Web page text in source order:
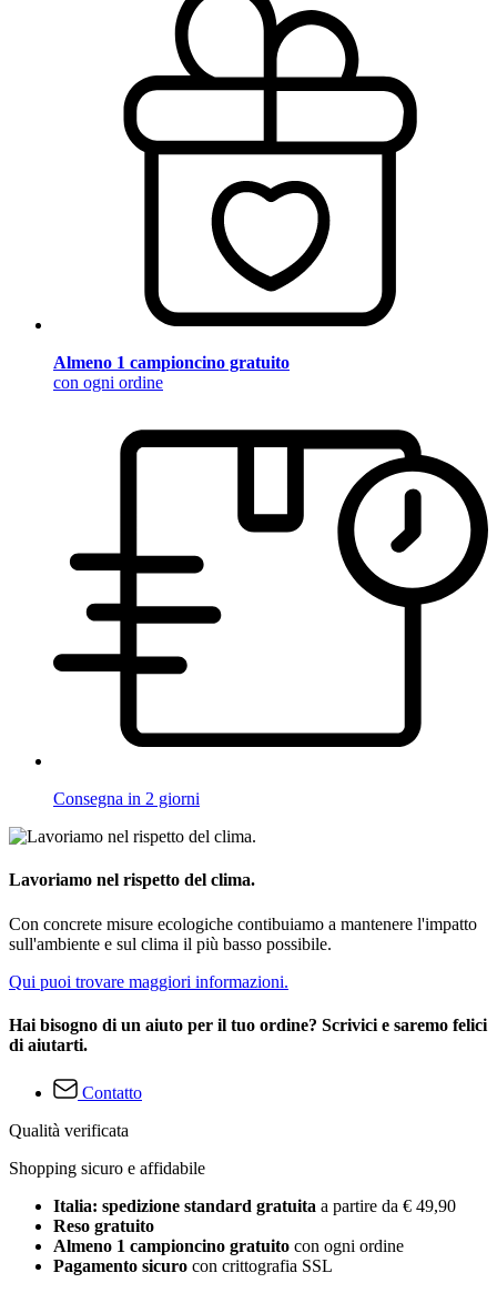
Almeno 1 campioncino gratuito
con ogni ordine
Consegna in 2 giorni
Lavoriamo nel rispetto del clima.
Con concrete misure ecologiche contibuiamo a mantenere l'impatto
sull'ambiente e sul clima il più basso possibile.
Qui puoi trovare maggiori informazioni.
Hai bisogno di un aiuto per il tuo ordine? Scrivici e saremo felici
di aiutarti.
Contatto
Qualità verificata
Shopping sicuro e affidabile
Italia: spedizione standard gratuita a partire da € 49,90
Reso gratuito
Almeno 1 campioncino gratuito con ogni ordine
Pagamento sicuro con crittografia SSL